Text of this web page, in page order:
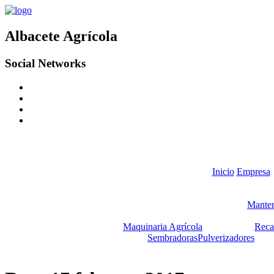
Albacete Agrícola
Social Networks
Inicio Empresa
Maquinaria Agrícola
SembradorasPulverizadores